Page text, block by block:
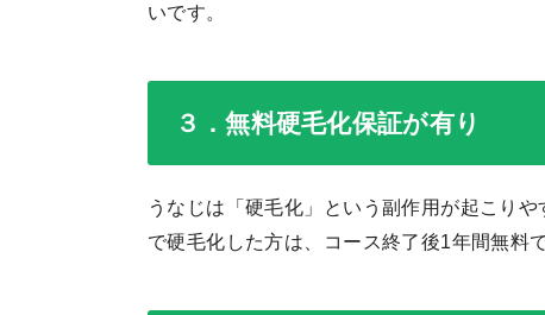
いです。
３．無料硬毛化保証が有り
うなじは「硬毛化」という副作用が起こり
で硬毛化した方は、コース終了後1年間無料